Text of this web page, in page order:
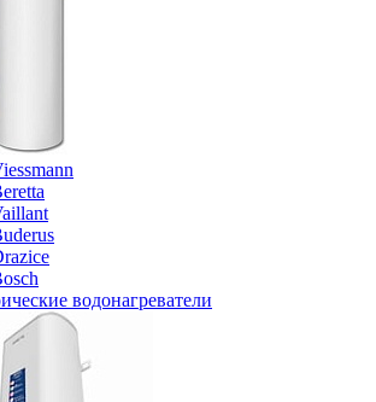
водонагреватели